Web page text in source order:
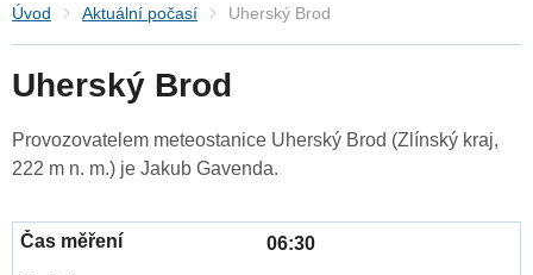
Úvod Aktuální počasí Uherský Brod
Uherský Brod
Provozovatelem meteostanice Uherský Brod (Zlínský kraj,
222 m n. m.) je Jakub Gavenda.
06:30